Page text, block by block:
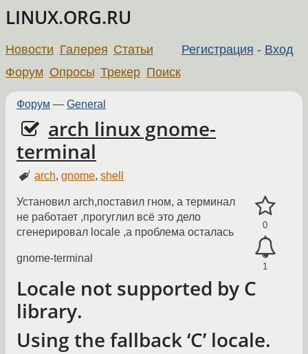
LINUX.ORG.RU
Регистрация - Вход
Новости Галерея Статьи
Форум Опросы Трекер Поиск
Форум — General
arch linux gnome-
terminal
arch,gnome,shell
0
1
Установил arch,поставил гном, а терминал
не работает ,прогуглил всё это дело
сгенерировал locale ,а проблема осталась
gnome-terminal
Locale not supported by C
library.
Using the fallback ‘C’ locale.